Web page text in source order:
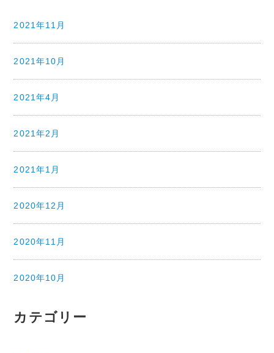
2021年11月
2021年10月
2021年4月
2021年2月
2021年1月
2020年12月
2020年11月
2020年10月
カテゴリー